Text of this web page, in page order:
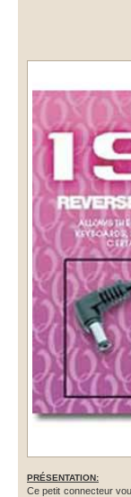
PRÉSENTATION:
Ce petit connecteur